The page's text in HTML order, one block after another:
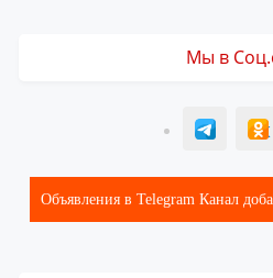
Мы в
T ОК
Объявления в Telegram Канал